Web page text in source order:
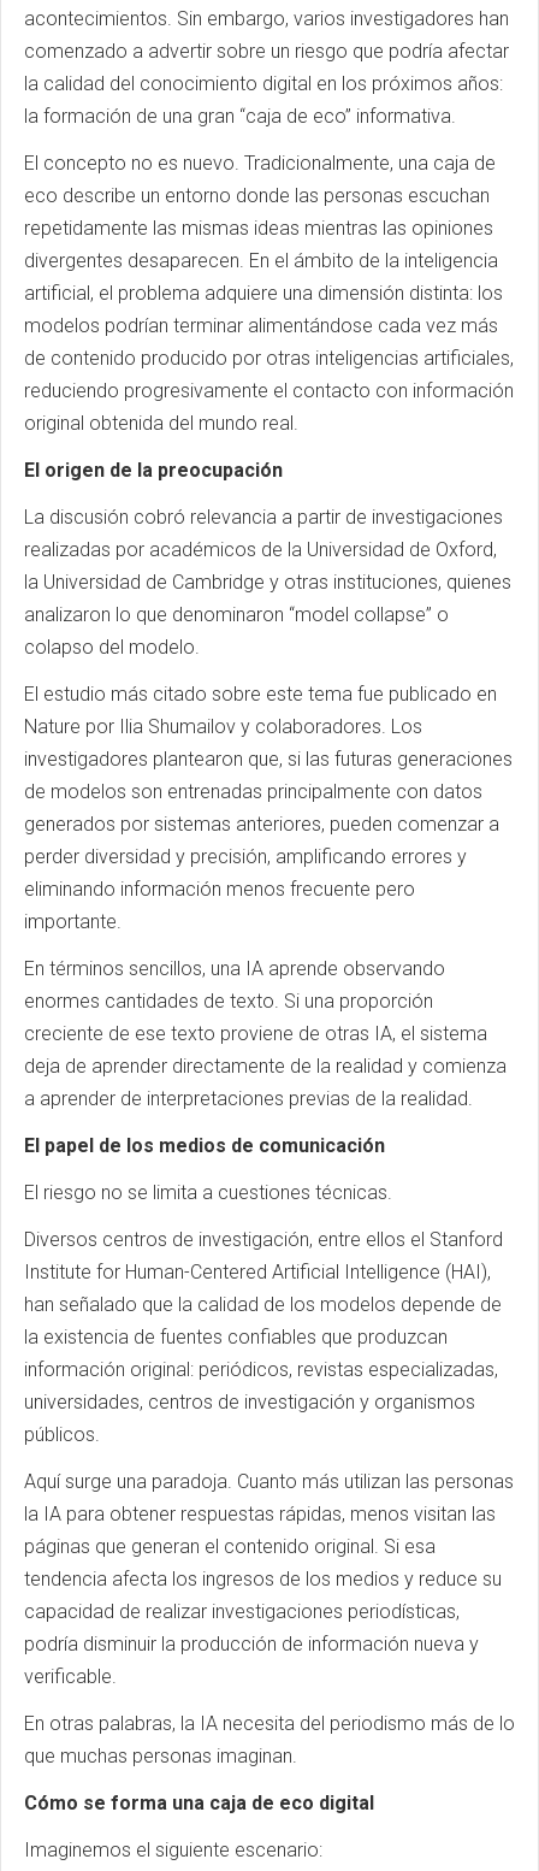
acontecimientos. Sin embargo, varios investigadores han
comenzado a advertir sobre un riesgo que podría afectar
la calidad del conocimiento digital en los próximos años:
la formación de una gran “caja de eco” informativa.
El concepto no es nuevo. Tradicionalmente, una caja de
eco describe un entorno donde las personas escuchan
repetidamente las mismas ideas mientras las opiniones
divergentes desaparecen. En el ámbito de la inteligencia
artificial, el problema adquiere una dimensión distinta: los
modelos podrían terminar alimentándose cada vez más
de contenido producido por otras inteligencias artificiales,
reduciendo progresivamente el contacto con información
original obtenida del mundo real.
El origen de la preocupación
La discusión cobró relevancia a partir de investigaciones
realizadas por académicos de la Universidad de Oxford,
la Universidad de Cambridge y otras instituciones, quienes
analizaron lo que denominaron “model collapse” o
colapso del modelo.
El estudio más citado sobre este tema fue publicado en
Nature por Ilia Shumailov y colaboradores. Los
investigadores plantearon que, si las futuras generaciones
de modelos son entrenadas principalmente con datos
generados por sistemas anteriores, pueden comenzar a
perder diversidad y precisión, amplificando errores y
eliminando información menos frecuente pero
importante.
En términos sencillos, una IA aprende observando
enormes cantidades de texto. Si una proporción
creciente de ese texto proviene de otras IA, el sistema
deja de aprender directamente de la realidad y comienza
a aprender de interpretaciones previas de la realidad.
El papel de los medios de comunicación
El riesgo no se limita a cuestiones técnicas.
Diversos centros de investigación, entre ellos el Stanford
Institute for Human-Centered Artificial Intelligence (HAI),
han señalado que la calidad de los modelos depende de
la existencia de fuentes confiables que produzcan
información original: periódicos, revistas especializadas,
universidades, centros de investigación y organismos
públicos.
Aquí surge una paradoja. Cuanto más utilizan las personas
la IA para obtener respuestas rápidas, menos visitan las
páginas que generan el contenido original. Si esa
tendencia afecta los ingresos de los medios y reduce su
capacidad de realizar investigaciones periodísticas,
podría disminuir la producción de información nueva y
verificable.
En otras palabras, la IA necesita del periodismo más de lo
que muchas personas imaginan.
Cómo se forma una caja de eco digital
Imaginemos el siguiente escenario: